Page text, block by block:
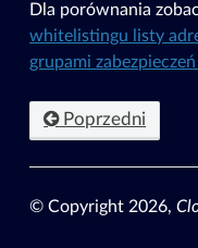
Dla porównania
whitelistingu listy
grupami
Poprzedni
© Copyright 2026,